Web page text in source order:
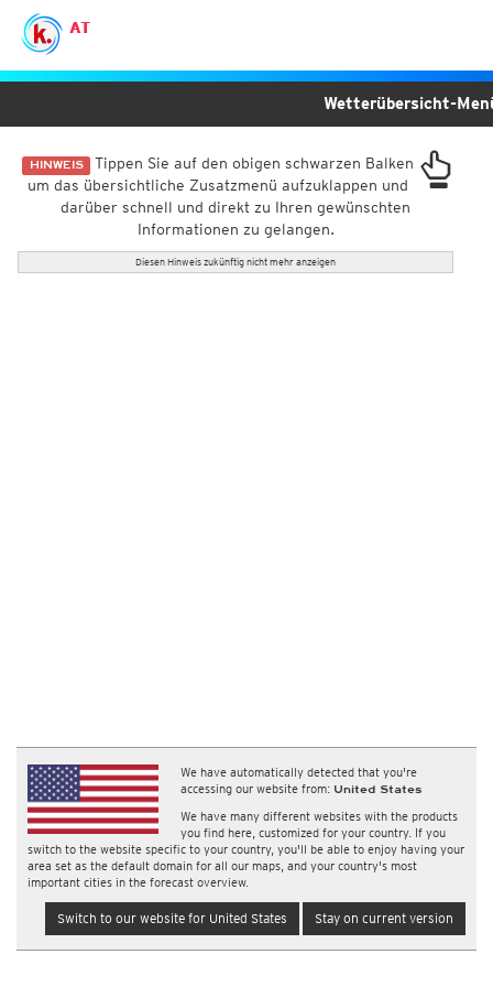
AT
HINWEIS Tippen Sie auf den obigen schwarzen Balken
um das übersichtliche Zusatzmenü aufzuklappen und
darüber schnell und direkt zu Ihren gewünschten
Informationen zu gelangen.
Diesen Hinweis zukünftig nicht mehr anzeigen
We have automatically detected that you're
accessing our website from: United States
We have many different websites with the products
you find here, customized for your country. If you
switch to the website specific to your country, you'll be able to enjoy having your
area set as the default domain for all our maps, and your country's most
important cities in the forecast overview.
Switch to our website for United States Stay on current version
Wetterübersicht-